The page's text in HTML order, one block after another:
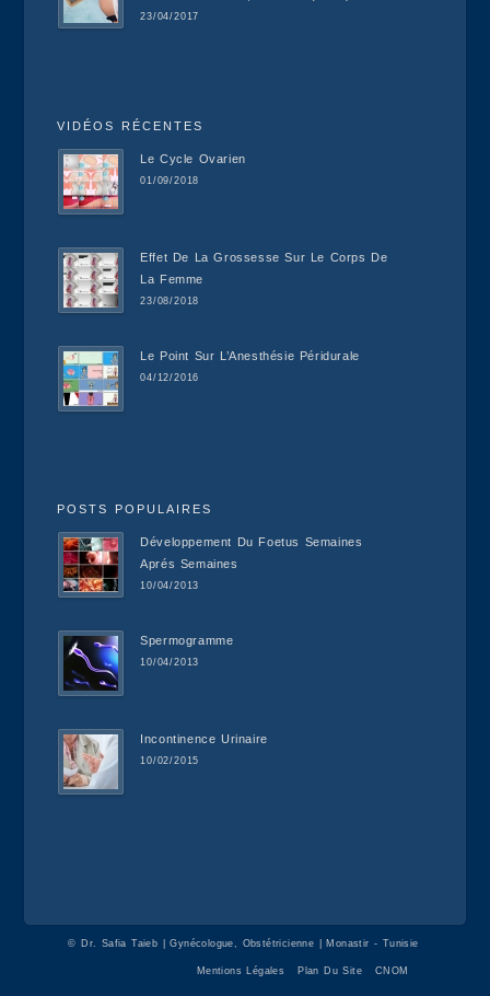
23/04/2017
VIDÉOS RÉCENTES
Le Cycle Ovarien
01/09/2018
Effet De La Grossesse Sur Le Corps De
La Femme
23/08/2018
Le Point Sur L’Anesthésie Péridurale
04/12/2016
POSTS POPULAIRES
Développement Du Foetus Semaines
Aprés Semaines
10/04/2013
Spermogramme
10/04/2013
Incontinence Urinaire
10/02/2015
© Dr. Safia Taieb | Gynécologue, Obstétricienne | Monastir - Tunisie
Mentions Légales Plan Du Site CNOM